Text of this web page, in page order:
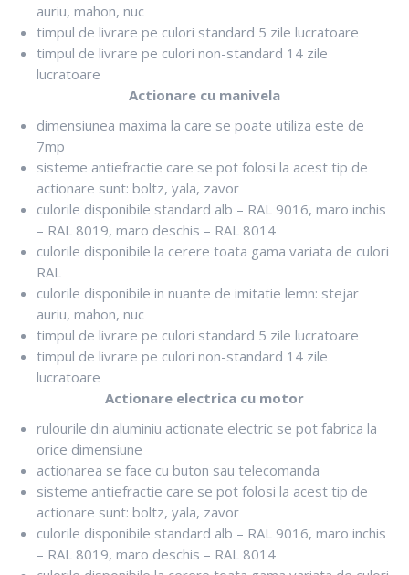
auriu, mahon, nuc
timpul de livrare pe culori standard 5 zile lucratoare
timpul de livrare pe culori non-standard 14 zile
lucratoare
Actionare cu manivela
dimensiunea maxima la care se poate utiliza este de
7mp
sisteme antiefractie care se pot folosi la acest tip de
actionare sunt: boltz, yala, zavor
culorile disponibile standard alb – RAL 9016, maro inchis
– RAL 8019, maro deschis – RAL 8014
culorile disponibile la cerere toata gama variata de culori
RAL
culorile disponibile in nuante de imitatie lemn: stejar
auriu, mahon, nuc
timpul de livrare pe culori standard 5 zile lucratoare
timpul de livrare pe culori non-standard 14 zile
lucratoare
Actionare electrica cu motor
rulourile din aluminiu actionate electric se pot fabrica la
orice dimensiune
actionarea se face cu buton sau telecomanda
sisteme antiefractie care se pot folosi la acest tip de
actionare sunt: boltz, yala, zavor
culorile disponibile standard alb – RAL 9016, maro inchis
– RAL 8019, maro deschis – RAL 8014